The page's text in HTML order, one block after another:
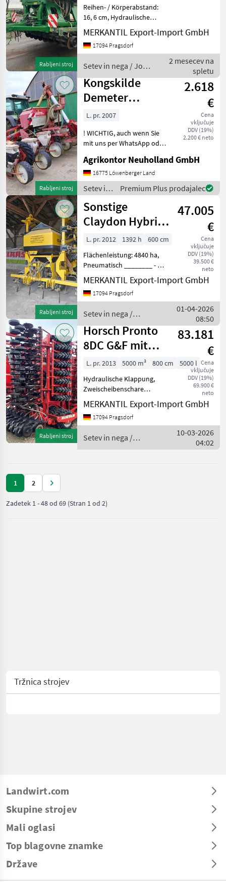
Rabljeni stroj
Reihen- / Körperabstand:
16, 6 cm, Hydraulische
Klappung, Pneumatisch,
Einscheibenschare
________ Bedienterminal
Andruckrollen
Beleuchtung/
MERKANTIL Export-Import GmbH
17094 Pragsdorf
Setev in nega / John
Deere
2 mesecev na
spletu
Rabljeni stroj
Kongskilde
Demeter
Aeromat P8Z
2.618
€
Cena
vključuje
DDV (19%)
2.200 € neto
L. pr. 2007
! WICHTIG, auch wenn Sie
mit uns per WhatsApp oder
daraufhin Maschinen
kaufen, bitte kontrollieren
Sie die Auftragsbestätigung,
Proforma und auch
Agrikontor Neuholland GmbH
16775 Löwenberger Land
Setev in
nega /
Kongskilde
Premium Plus prodajalec
Rabljeni stroj
Sonstige
Claydon Hybrid
6m
47.005
€
Cena
vključuje
DDV (19%)
39.500 €
neto
L. pr. 2012 1392 h
600 cm
Flächenleistung: 4840 ha,
Pneumatisch ________ - 2 x
Ersatzreifen - Mehrere
Sähschare - Oberlenker zur
Tiefeneinstellung -
Boot" - Dive
MERKANTIL Export-Import GmbH
17094 Pragsdorf
Setev in nega /
Sonstige
01-04-2026
08:50
Rabljeni stroj
Horsch Pronto
8DC G&F mit
DouDrill
83.181
€
Cena
vključuje
DDV (19%)
69.900 €
neto
L. pr. 2013 5000 m³ 800 cm
5000 l
Hydraulische Klappung,
Zweischeibenschare
________ Scheibenschar
5000-Liter Doppeltank mit
40:60 Aufteilung
GPS-Säschare (für präzises,
GPS
MERKANTIL Export-Import GmbH
17094 Pragsdorf
Setev in nega /
Horsch
10-03-2026
04:02
1 2
Zadetek 1-48od 69 (Stran 1 od 2)
Tržnica strojev
Landwirt.com
Skupine strojev
Mali oglasi
Top blagovne znamke
Države